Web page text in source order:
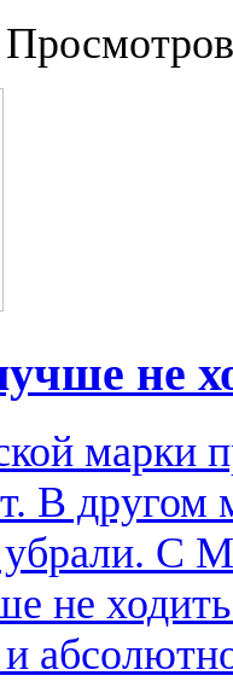
не
марки
В другом
С
не